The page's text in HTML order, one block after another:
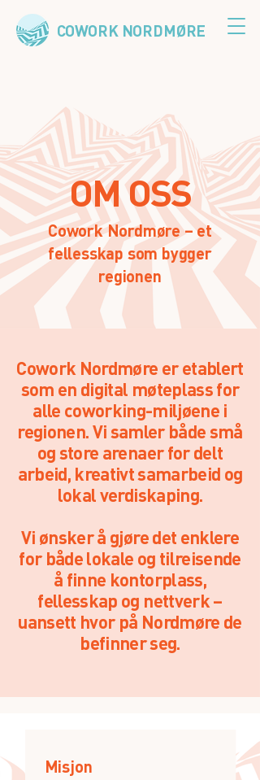
COWORK NORDMØRE
OM OSS
Cowork Nordmøre – et
fellesskap som bygger
regionen
Cowork Nordmøre er etablert
som en digital møteplass for
alle coworking-miljøene i
regionen. Vi samler både små
og store arenaer for delt
arbeid, kreativt samarbeid og
lokal verdiskaping.
Vi ønsker å gjøre det enklere
for både lokale og tilreisende
å finne kontorplass,
fellesskap og nettverk –
uansett hvor på Nordmøre de
befinner seg.
Misjon